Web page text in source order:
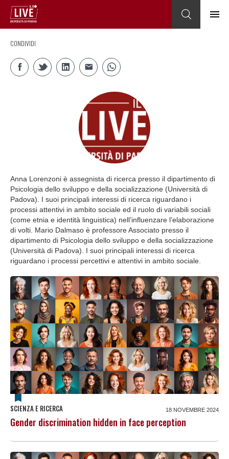
CONDIVIDI
Anna Lorenzoni è assegnista di ricerca presso il dipartimento di
Psicologia dello sviluppo e della socializzazione (Università di
Padova). I suoi principali interessi di ricerca riguardano i
processi attentivi in ambito sociale ed il ruolo di variabili sociali
(come etnia e identità linguistica) nell’influenzare l’elaborazione
di volti. Mario Dalmaso è professore Associato presso il
dipartimento di Psicologia dello sviluppo e della socializzazione
(Università di Padova). I suoi principali interessi di ricerca
riguardano i processi percettivi e attentivi in ambito sociale.
SCIENZA E RICERCA 18 NOVEMBRE 2024
Gender discrimination hidden in face perception